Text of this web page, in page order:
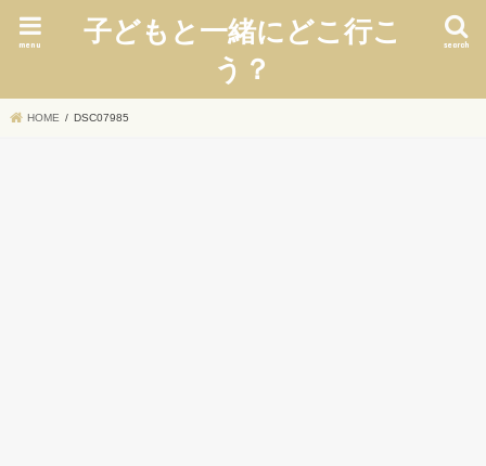
子どもと一緒にどこ行こ
う？
search
menu
HOME DSC07985